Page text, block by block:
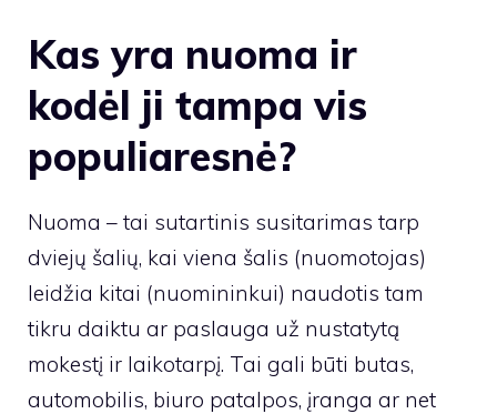
Kas yra nuoma ir
kodėl ji tampa vis
populiaresnė?
Nuoma – tai sutartinis susitarimas tarp
dviejų šalių, kai viena šalis (nuomotojas)
leidžia kitai (nuomininkui) naudotis tam
tikru daiktu ar paslauga už nustatytą
mokestį ir laikotarpį. Tai gali būti butas,
automobilis, biuro patalpos, įranga ar net